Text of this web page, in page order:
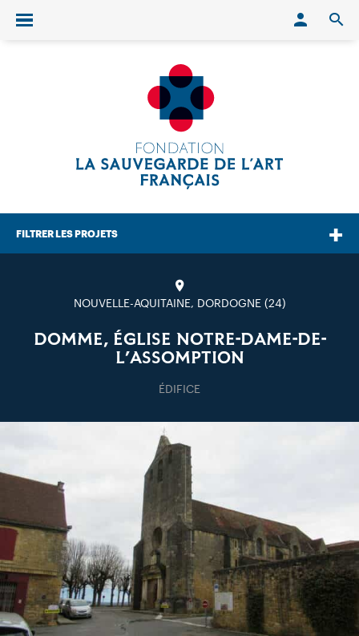
Ouvrir/fermer le menu
FILTRER LES PROJETS
NOUVELLE-AQUITAINE, DORDOGNE (24)
DOMME, ÉGLISE NOTRE-DAME-DE-
L’ASSOMPTION
ÉDIFICE